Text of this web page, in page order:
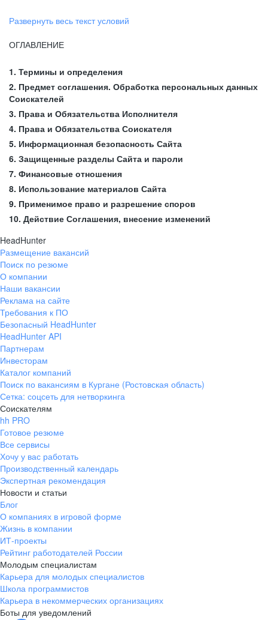
Развернуть весь текст условий
ОГЛАВЛЕНИЕ
1. Термины и определения
2. Предмет соглашения. Обработка персональных данных
Соискателей
3. Права и Обязательства Исполнителя
4. Права и Обязательства Соискателя
5. Информационная безопасность Сайта
6. Защищенные разделы Сайта и пароли
7. Финансовые отношения
8. Использование материалов Сайта
9. Применимое право и разрешение споров
10. Действие Соглашения, внесение изменений
HeadHunter
Размещение вакансий
Поиск по резюме
О компании
Наши вакансии
Реклама на сайте
Требования к ПО
Безопасный HeadHunter
HeadHunter API
Партнерам
Инвесторам
Каталог компаний
Поиск по вакансиям в Кургане (Ростовская область)
Сетка: соцсеть для нетворкинга
Соискателям
hh PRO
Готовое резюме
Все сервисы
Хочу у вас работать
Производственный календарь
Экспертная рекомендация
Новости и статьи
Блог
О компаниях в игровой форме
Жизнь в компании
ИТ-проекты
Рейтинг работодателей России
Молодым специалистам
Карьера для молодых специалистов
Школа программистов
Карьера в некоммерческих организациях
Боты для уведомлений